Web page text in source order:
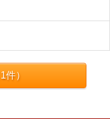
1件）